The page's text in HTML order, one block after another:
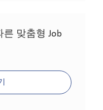
맞춤형 Job